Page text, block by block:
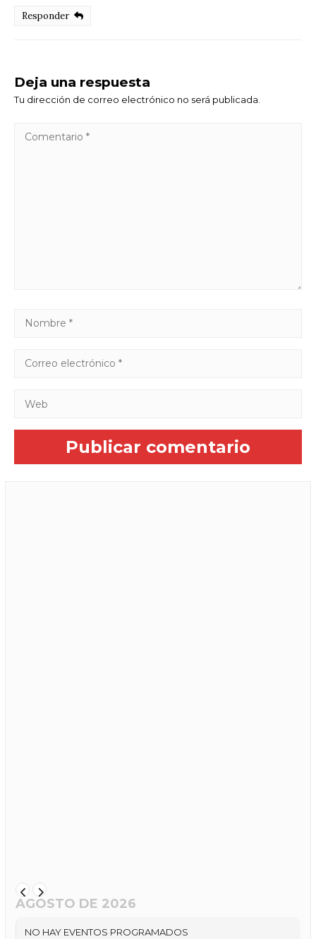
Responder
Deja una respuesta
Tu dirección de correo electrónico no será publicada.
AGOSTO DE 2026
NO HAY EVENTOS PROGRAMADOS